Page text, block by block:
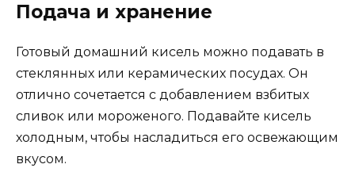
Подача и хранение
Готовый домашний кисель можно подавать в
стеклянных или керамических посудах. Он
отлично сочетается с добавлением взбитых
сливок или мороженого. Подавайте кисель
холодным, чтобы насладиться его освежающим
вкусом.